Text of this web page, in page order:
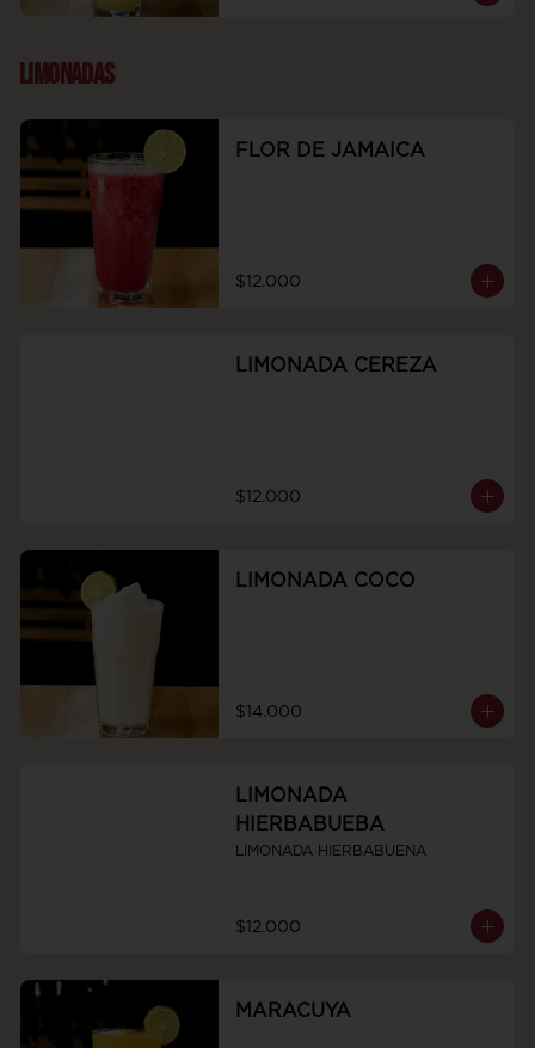
LIMONADAS
FLOR DE JAMAICA
$12.000
LIMONADA CEREZA
$12.000
LIMONADA COCO
$14.000
LIMONADA
HIERBABUEBA
LIMONADA HIERBABUENA
$12.000
MARACUYA